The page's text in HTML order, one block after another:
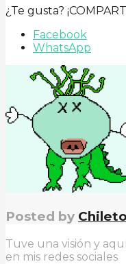
¿Te gusta?
Facebook
WhatsApp
Posted by
Tuve una visión y
en mis redes sociales